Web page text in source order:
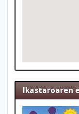
Ikastaroaren